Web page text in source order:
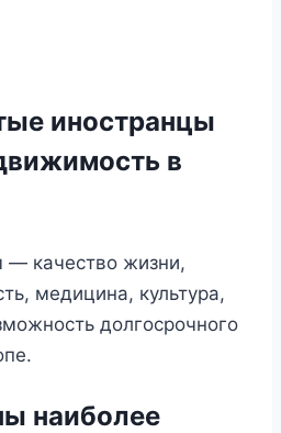
иностранцы
в
— качество жизни,
медицина, культура,
долгосрочного
наиболее